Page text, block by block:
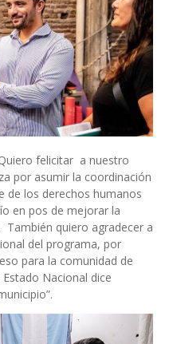
felicitar a nuestro
por asumir la coordinación
de los derechos humanos
en pos de mejorar la
También quiero agradecer a
del programa, por
para la comunidad de
Estado Nacional dice